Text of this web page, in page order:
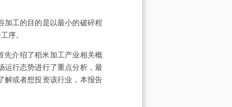
加工的目的是以最小的破碎程
序。
先介绍了稻米加工产业相关概
运行态势进行了重点分析，最
解或者想投资该行业，本报告